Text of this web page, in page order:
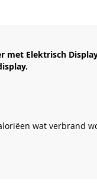
met Elektrisch
wat verbrand